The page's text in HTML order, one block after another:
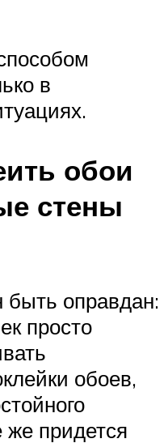
в
обои
стены
быть оправдан:
просто
обоев,
же придется